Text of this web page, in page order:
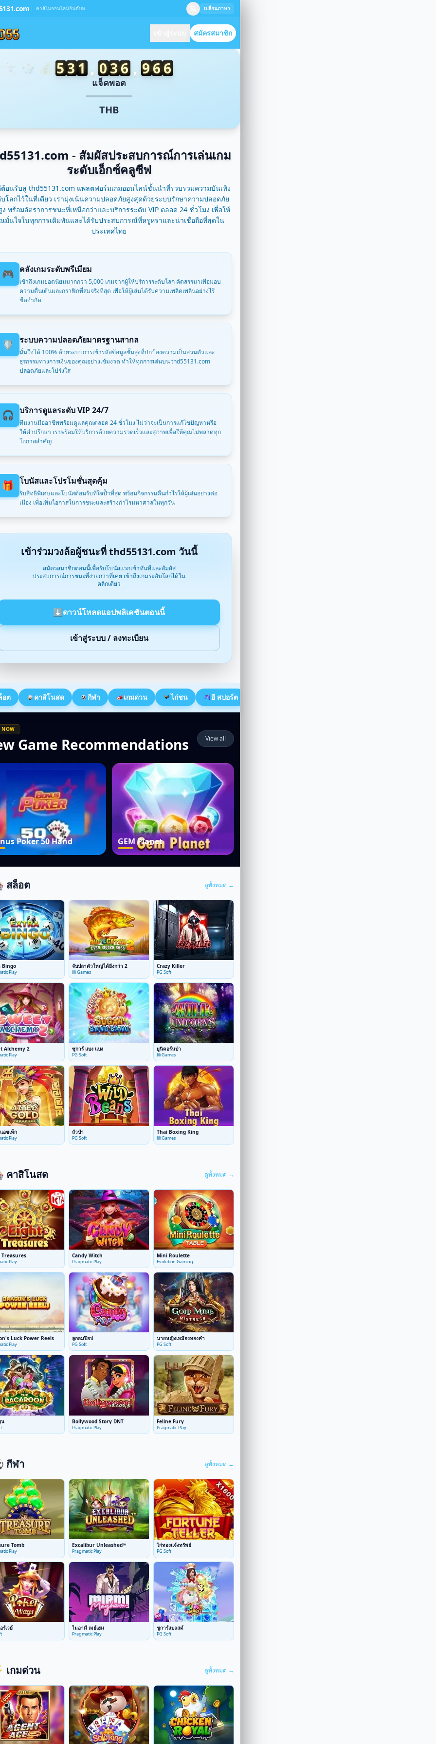
คาสิโนออนไลน์อันดับหนึ่ง เปลี่ยนภาษา
สมัครสมาชิก
รับฟรี 1,088
2026 อน*** ถอนเงินสําเร็จ 4,500 THB 💸
2026 อนัน*** ได้รับโบนัส 1,250 THB 🎉
2026 อนันต*** ได้รับเงินคืน 500 THB 🔄
2026 อนันต์ว*** ถอนเงินสําเร็จ 3,600 THB ✅
2026 อนันต์ก*** ชนะรางวัล 15,500 THB 💰
2026 อนันต์จ*** ได้รับโบนัส 250 THB 🎁
2026 อนันต์ป*** ได้รับเงินคืน 90 THB 💵
2026 อนันต์กิ*** ได้รับโบนัส 350 THB ✨
อนันต์พ*** ชนะรางวัล 21,500 THB 🔥
2026 อนันต์จั*** ได้รับโบนัส 700 THB 🎁
2026 อนันต์ศิ*** แจ็กพอตแตก 146,000 THB 🎰
2026 อนันต์พั*** ได้รับโบนัส 1,200 THB ✨
2026 อนันต์วร*** แจ็กพอตแตก 199,000 THB 🚀
2026 อนันต์สุ*** ถอนเงินสําเร็จ 3,900 THB 🏦
2026 อนันต์พัช*** ชนะรางวัล 5,500 THB 🔥
2026 อนันต์ศิร*** ถอนเงินสําเร็จ 11,900 THB 🏦
2026 อนันต์พง*** ชนะรางวัล 24,500 THB 💰
2026 อนันต์ช*** ได้รับเงินคืน 960 THB 💵
2026 อนันต์ปา*** แจ็กพอตแตก 68,000 THB 💥
2026 อนันต์สุภ*** ชนะรางวัล 30,000 THB 🔥
2026 อนันต์สุภา*** ได้รับโบนัส 1,150 THB 🎁
2026 อนันต์จัก*** ชนะรางวัล 16,500 THB 💰
2026 อนันต์ณ*** ได้รับโบนัส 800 THB 🎁
2026 อนันต์ชล*** ได้รับเงินคืน 250 THB 🔄
2026 อนันต์ธ*** ได้รับโบนัส 50 THB 🎁
2026 อนันต์ชน*** แจ็กพอตแตก 81,000 THB 💥
2026 อนันต์พงศ*** ได้รับเงินคืน 610 THB 🎊
2026 อนันต์ธิ*** ได้รับเงินคืน 470 THB 💵
2026 อนันต์ม*** แจ็กพอตแตก 53,000 THB 💥
2026 อนันต์ธั*** ถอนเงินสําเร็จ 3,600 THB ✅
2026 อนันต์ณิ*** ได้รับโบนัส 1,350 THB 🎁
2026 อนันต์พัชร*** ได้รับโบนัส 1,000 THB 🎁
2026 อนันต์ชย*** ถอนเงินสําเร็จ 8,900 THB ✅
2026 อนันต์ณั*** ชนะรางวัล 4,000 THB 🏆
2026 อนันต์กิตต*** ถอนเงินสําเร็จ 8,500 THB 🏦
2026 อนันต์ธิด*** ได้รับโบนัส 750 THB 🎁
2026 อนันต์ธิดา*** แจ็กพอตแตก 116,000 THB 🚀
2026 อนันต์สุภาว*** ชนะรางวัล 10,500 THB 🏆
2026 อนันต์ณัฐ*** ชนะรางวัล 500 THB 🏆
2026 อนันต์สุภาวด*** ถอนเงินสําเร็จ 7,700 THB ✅
2026 อนันต์ชลธ*** ได้รับโบนัส 1,450 THB ✨
2026 อนันต์กฤ*** แจ็กพอตแตก 144,000 THB 🎰
2026 อนันต์ศิริ*** ชนะรางวัล 15,500 THB 💰
2026 อนันต์ธัน*** แจ็กพอตแตก 159,000 THB 💥
2026 อนันต์ณัฐแ*** ชนะรางวัล 13,500 THB 🏆
🃏 🎲 💰 🏆
5 31 , 068 , 343
แจ็คพอต
THB
- สัมผัสประสบการณ์การเล่นเกม
ระดับเอ็กซ์คลูซีฟ
อนรับสู่ thd55131.com แพลตฟอร์มเกมออนไลน์ชั้นนำที่รวบรวมความบันเทิง
โลกไว้ในที่เดียว เรามุ่งเน้นความปลอดภัยสูงสุดด้วยระบบรักษาความปลอดภัย
พร้อมอัตราการชนะที่เหนือกว่าและบริการระดับ VIP ตลอด 24 ชั่วโมง เพื่อให้
มั่นใจในทุกการเดิมพันและได้รับประสบการณ์ที่หรูหราและน่าเชื่อถือที่สุดใน
ประเทศไทย
🎮 คลังเกมระดับพรีเมียม
เข้าถึงเกมยอดนิยมมากกว่า 5,000 เกมจากผู้ให้บริการระดับโลก คัดสรรมาเพื่อมอบ
ความตื่นเต้นและกราฟิกที่สมจริงที่สุด เพื่อให้ผู้เล่นได้รับความเพลิดเพลินอย่างไร้
ขีดจำกัด
🛡️ ระบบความปลอดภัยมาตรฐานสากล
มั่นใจได้ 100% ด้วยระบบการเข้ารหัสข้อมูลขั้นสูงที่ปกป้องความเป็นส่วนตัวและ
ธุรกรรมทางการเงินของคุณอย่างเข้มงวด ทำให้ทุกการเล่นบน thd55131.com
ปลอดภัยและโปร่งใส
🎧 บริการดูแลระดับ VIP 24/7
ทีมงานมืออาชีพพร้อมดูแลคุณตลอด 24 ชั่วโมง ไม่ว่าจะเป็นการแก้ไขปัญหาหรือ
ให้คำปรึกษา เราพร้อมให้บริการด้วยความรวดเร็วและสุภาพเพื่อให้คุณไม่พลาดทุก
โอกาสสำคัญ
🎁 โบนัสและโปรโมชั่นสุดคุ้ม
รับสิทธิพิเศษและโบนัสต้อนรับที่ใจป้ำที่สุด พร้อมกิจกรรมคืนกำไรให้ผู้เล่นอย่างต่อ
เนื่อง เพื่อเพิ่มโอกาสในการชนะและสร้างกำไรมหาศาลในทุกวัน
เข้าร่วมวงล้อผู้ชนะที่ thd55131.com วันนี้
สมัครสมาชิกตอนนี้เพื่อรับโบนัสแรกเข้าทันทีและสัมผัส
ประสบการณ์การชนะที่ง่ายกว่าที่เคย เข้าถึงเกมระดับโลกได้ใน
คลิกเดียว
⬇️ดาวน์โหลดแอปพลิเคชันตอนนี้
เข้าสู่ระบบ / ลงทะเบียน
อต คาสิโนสด กีฬา เกมด่วน ไก่ชน อี สปอร์ต
NOW
Game Recommendations View all
Poker 50 Hand GEM Planet
สล็อต ดูทั้งหมด →
Bingo
Play
จับปลาตัวใหญ่ได้ยิ่งกว่า 2
Jili Games
Crazy Killer
PG Soft
Alchemy 2
Play
ซูการ์ แบง แบง
PG Soft
ยูนิคอร์นป่า
Jili Games
อซเท็ก
Play
ถั่วป่า
PG Soft
Thai Boxing King
Jili Games
คาสิโนสด ดูทั้งหมด →
Treasures
Play
Candy Witch
Pragmatic Play
Mini Roulette
Evolution Gaming
Luck Power Reels
Play
ลูกอมป๊อป
PG Soft
นายหญิงเหมืองทองคำ
PG Soft
น Bollywood Story DNT
Pragmatic Play
Feline Fury
Pragmatic Play
กีฬา ดูทั้งหมด →
Tomb
Play
Excalibur Unleashed™
Pragmatic Play
ไก่ทองแจ้งทรัพย์
PG Soft
ร์เวย์ ไมอามี่ เมย์เฮม
Pragmatic Play
ชูการ์แบลสต์
PG Soft
เกมด่วน ดูทั้งหมด →